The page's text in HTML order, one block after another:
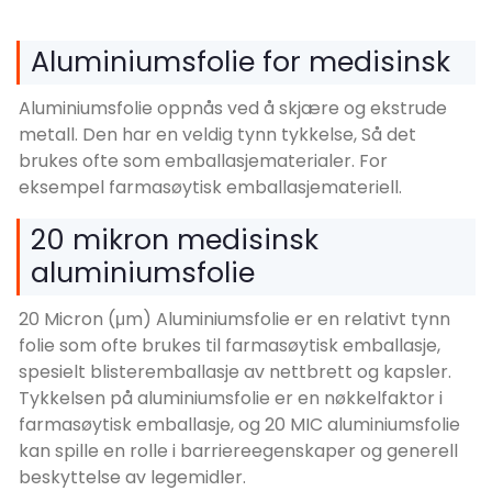
Aluminiumsfolie for medisinsk
Aluminiumsfolie oppnås ved å skjære og ekstrude
metall. Den har en veldig tynn tykkelse, Så det
brukes ofte som emballasjematerialer. For
eksempel farmasøytisk emballasjemateriell.
20 mikron medisinsk
aluminiumsfolie
20 Micron (μm) Aluminiumsfolie er en relativt tynn
folie som ofte brukes til farmasøytisk emballasje,
spesielt blisteremballasje av nettbrett og kapsler.
Tykkelsen på aluminiumsfolie er en nøkkelfaktor i
farmasøytisk emballasje, og 20 MIC aluminiumsfolie
kan spille en rolle i barriereegenskaper og generell
beskyttelse av legemidler.